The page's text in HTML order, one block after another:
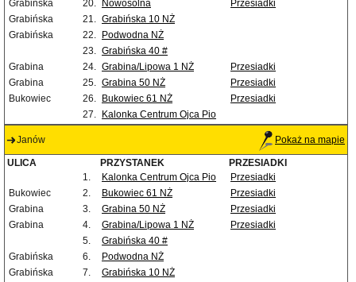
Grabińska
20. Nowosolna
Przesiadki
Grabińska
21. Grabińska 10 NŻ
Grabińska
22.
Podwodna NŻ
23. Grabińska 40 #
Grabina
24. Grabina/Lipowa 1 NŻ
Przesiadki
Grabina
25. Grabina 50 NŻ
Przesiadki
Bukowiec
26. Bukowiec 61 NŻ
Przesiadki
27.
Kalonka Centrum Ojca Pio
Janów Pokaż na mapie
ULICA PRZYSTANEK
PRZESIADKI
1.
Kalonka Centrum Ojca Pio
Przesiadki
Bukowiec
2. Bukowiec 61 NŻ
Przesiadki
Grabina
3. Grabina 50 NŻ
Przesiadki
Grabina
4. Grabina/Lipowa 1 NŻ
Przesiadki
5.
Grabińska 40 #
Grabińska
6.
Podwodna NŻ
Grabińska
7.
Grabińska 10 NŻ